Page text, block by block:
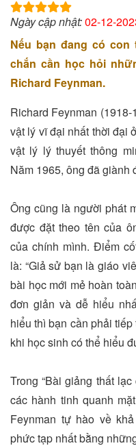
Ngày cập nhật:02-12-
Nếu bạn đang có
chắn cần học hỏi
Richard Feynman.
Richard Feynman
vật lý vĩ đại nhất thời đại
vật lý lý thuyết thông
Năm 1965, ông đã giành
Ông cũng là người phát
được đặt theo tên của
của chính mình. Điểm
là: “Giả sử bạn là giáo
bài học mới mẻ hoàn
đơn giản và dễ hiểu
hiểu thì bạn cần phải
khi học sinh có thể hiểu
Trong “Bài giảng thất
các hành tinh quanh
Feynman tự hào về
phức tạp nhất bằng